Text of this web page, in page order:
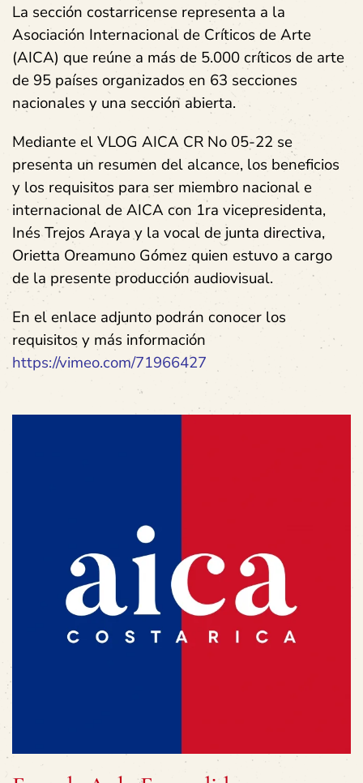
La sección costarricense representa a la
Asociación Internacional de Críticos de Arte
(AICA) que reúne a más de 5.000 críticos de arte
de 95 países organizados en 63 secciones
nacionales y una sección abierta.
Mediante el VLOG AICA CR No 05-22 se
presenta un resumen del alcance, los beneficios
y los requisitos para ser miembro nacional e
internacional de AICA con 1ra vicepresidenta,
Inés Trejos Araya y la vocal de junta directiva,
Orietta Oreamuno Gómez quien estuvo a cargo
de la presente producción audiovisual.
En el enlace adjunto podrán conocer los
requisitos y más información
https://vimeo.com/71966427